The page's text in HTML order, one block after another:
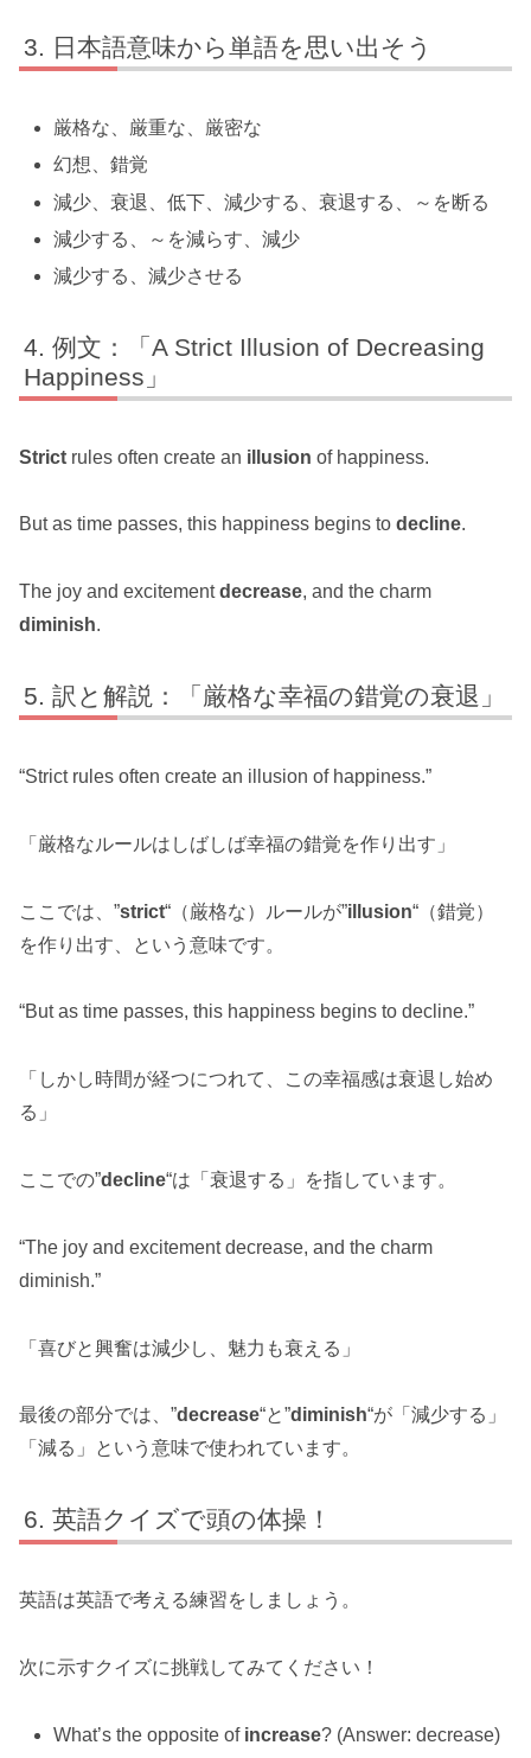
日本語意味から単語を思い出そう
厳格な、厳重な、厳密な
幻想、錯覚
減少、衰退、低下、減少する、衰退する、～を断る
減少する、～を減らす、減少
減少する、減少させる
例文：「A Strict Illusion of Decreasing
Happiness」
Strict rules often create an illusion of happiness.
But as time passes, this happiness begins to decline.
The joy and excitementdecrease, and the charm
diminish.
訳と解説：「厳格な幸福の錯覚の衰退」
“Strict rules often create an illusion of happiness.”
「厳格なルールはしばしば幸福の錯覚を作り出す」
ここでは、”strict“（厳格な）ルールが”illusion“（錯覚）
を作り出す、という意味です。
“But as time passes, this happiness begins to decline.”
「しかし時間が経つにつれて、この幸福感は衰退し始め
る」
ここでの”decline“は「衰退する」を指しています。
“The joy and excitement decrease, and the charm
diminish.”
「喜びと興奮は減少し、魅力も衰える」
最後の部分では、”decrease“と”diminish“が「減少する」
「減る」という意味で使われています。
英語クイズで頭の体操！
英語は英語で考える練習をしましょう。
次に示すクイズに挑戦してみてください！
What’s the opposite of increase? (Answer: decrease)